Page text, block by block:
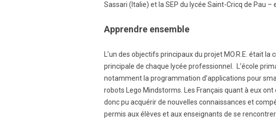
Sassari (Italie) et la SEP du lycée Saint-Cricq de Pau
Apprendre ensemble
L’un des objectifs principaux du projet MO.R.E. était
principale de chaque lycée professionnel. L’école
notamment la programmation d’applications pour
robots Lego Mindstorms. Les Français quant à eux
donc pu acquérir de nouvelles connaissances et
permis aux élèves et aux enseignants de se